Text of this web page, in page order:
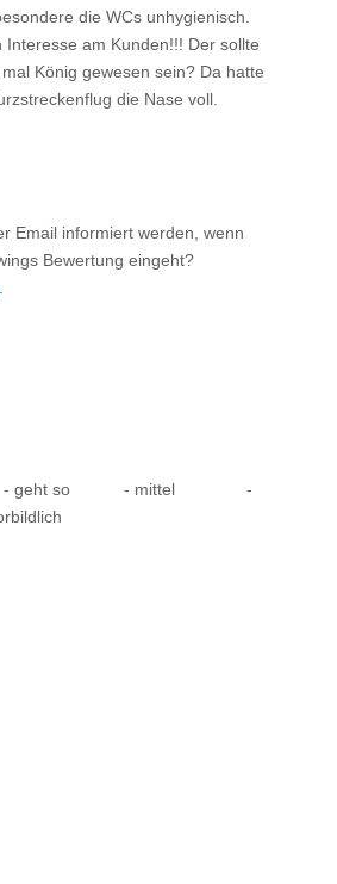
die WCs unhygienisch.
Interesse am Kunden!!! Der sollte
König gewesen sein? Da hatte
die Nase voll.
Email informiert werden, wenn
Bewertung eingeht?
- geht so - mittel
-